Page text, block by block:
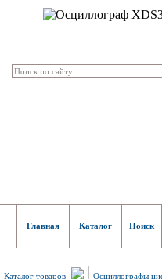
Главная Каталог Поиск
Каталог товаров Осциллографы